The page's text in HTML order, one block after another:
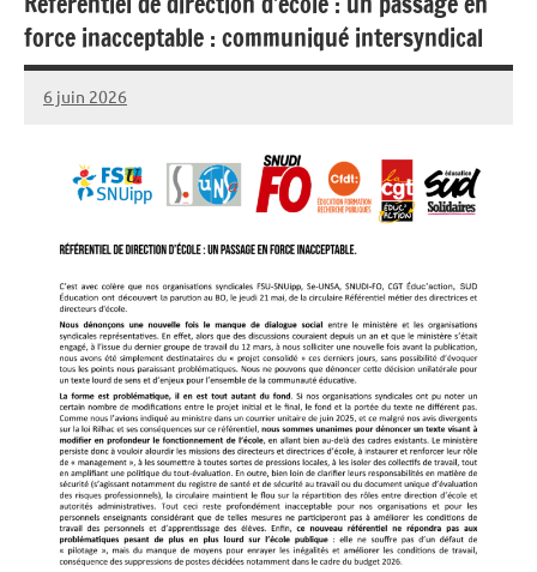
force inacceptable : communiqué intersyndical
6 juin 2026
Snudifo44